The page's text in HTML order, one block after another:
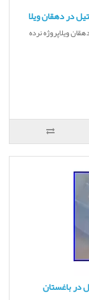
در دهقان ویلا
ویلاپروژه نرده
در باغستان